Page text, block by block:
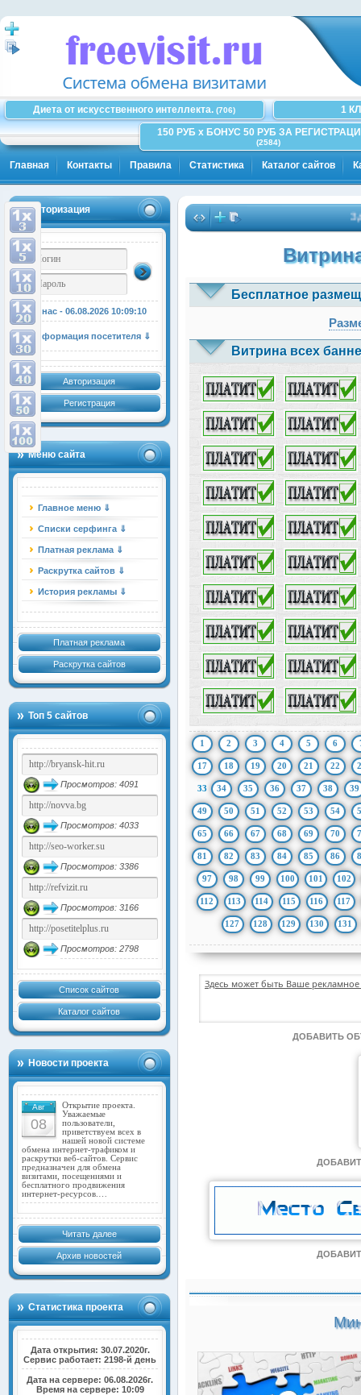
Диета от искусственного интеллекта. (706)
1
150 РУБ x БОНУС 50 РУБ ЗА
(2584)
Главная Контакты Правила Статистика Каталог сайтов
Авторизация
У нас - 06.08.202610:09:11
Информация посетителя ⇓
Авторизация
Регистрация
Меню сайта
Главное меню ⇓
Списки серфинга ⇓
Платная реклама ⇓
Раскрутка сайтов ⇓
История рекламы ⇓
Платная реклама
Раскрутка сайтов
Топ 5 сайтов
Просмотров: 4091
Просмотров: 4033
Просмотров: 3386
Просмотров: 3166
Просмотров: 2798
Список сайтов
Каталог сайтов
Новости проекта
Авг
08
Открытие проекта.
Уважаемые
пользователи,
приветствуем всех в
нашей новой системе
обмена интернет-трафиком и
раскрутки веб-сайтов. Сервис
предназначен для обмена
визитами, посещениями и
бесплатного продвижения
интернет-ресурсов.…
Читать далее
Архив новостей
Статистика проекта
Дата открытия: 30.07.2020г.
Сервис работает: 2198-й день
Дата на сервере: 06.08.2026г.
Время на сервере: 10:09
Бесплатное
Витрина всех
1 2 3 4 5 6
17 18 19 20 21 22
33 34 35 36 37 38 39
49 50 51 52 53 54
65 66 67 68 69 70
81 82 83 84 85 86
97 98 99 100 101 102
112 113 114 115 116 117
127 128 129 130 131
Здесь может быть Ваше
ДОБАВИТЬ